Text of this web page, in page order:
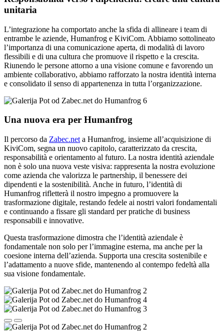
unitaria
L’integrazione ha comportato anche la sfida di allineare i team di
entrambe le aziende, Humanfrog e KiviCom. Abbiamo sottolineato
l’importanza di una comunicazione aperta, di modalità di lavoro
flessibili e di una cultura che promuove il rispetto e la crescita.
Riunendo le persone attorno a una visione comune e favorendo un
ambiente collaborativo, abbiamo rafforzato la nostra identità interna
e consolidato il senso di appartenenza in tutta l’organizzazione.
Una nuova era per Humanfrog
Il percorso da Zabec.net a Humanfrog, insieme all’acquisizione di
KiviCom, segna un nuovo capitolo, caratterizzato da crescita,
responsabilità e orientamento al futuro. La nostra identità aziendale
non è solo una nuova veste visiva: rappresenta la nostra evoluzione
come azienda che valorizza le partnership, il benessere dei
dipendenti e la sostenibilità. Anche in futuro, l’identità di
Humanfrog rifletterà il nostro impegno a promuovere la
trasformazione digitale, restando fedele ai nostri valori fondamentali
e continuando a fissare gli standard per pratiche di business
responsabili e innovative.
Questa trasformazione dimostra che l’identità aziendale è
fondamentale non solo per l’immagine esterna, ma anche per la
coesione interna dell’azienda. Supporta una crescita sostenibile e
l’adattamento a nuove sfide, mantenendo al contempo fedeltà alla
sua visione fondamentale.